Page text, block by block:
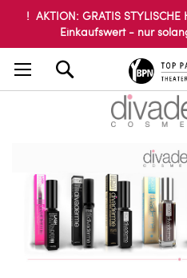
! AKTION: GRATIS
Einkaufswert - nur